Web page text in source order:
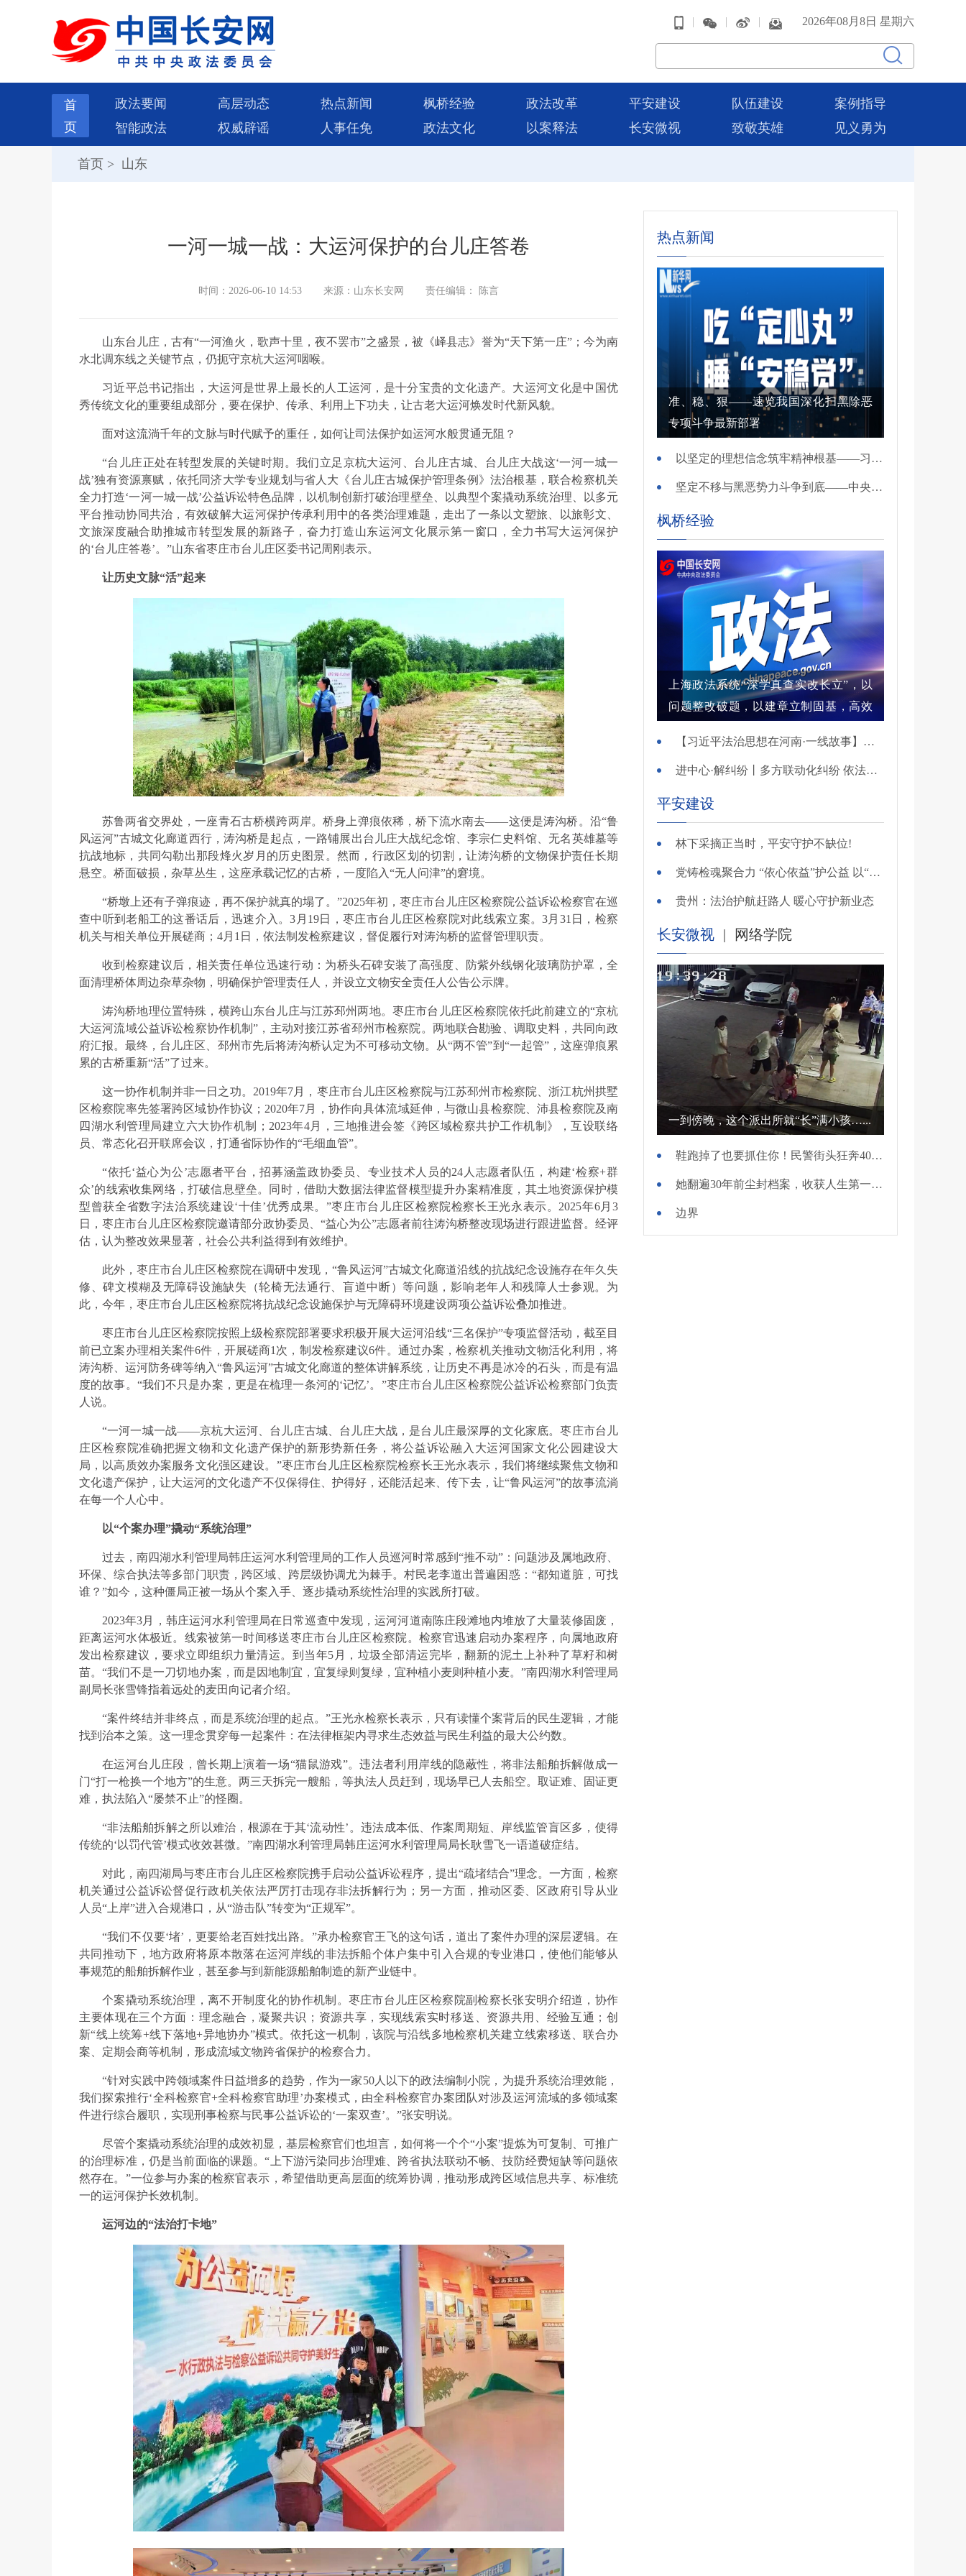
| | | 2026年08月8日 星期六
首
页
政法要闻 高层动态 热点新闻 枫桥经验 政法改革 平安建设 队伍建设
案例指导
智能政法
权威辟谣 人事任免 政法文化 以案释法 长安微视 致敬英雄 见义勇为
首页 > 山东
一河一城一战：大运河保护的台儿庄答卷
时间：2026-06-10 14:53 来源：山东长安网 责任编辑： 陈言
山东台儿庄，古有“一河渔火，歌声十里，夜不罢市”之盛景，被《峄县志》誉为“天下第一庄”；今为南
水北调东线之关键节点，仍扼守京杭大运河咽喉。
习近平总书记指出，大运河是世界上最长的人工运河，是十分宝贵的文化遗产。大运河文化是中国优
秀传统文化的重要组成部分，要在保护、传承、利用上下功夫，让古老大运河焕发时代新风貌。
面对这流淌千年的文脉与时代赋予的重任，如何让司法保护如运河水般贯通无阻？
“台儿庄正处在转型发展的关键时期。我们立足京杭大运河、台儿庄古城、台儿庄大战这‘一河一城一
战’独有资源禀赋，依托同济大学专业规划与省人大《台儿庄古城保护管理条例》法治根基，联合检察机关
全力打造‘一河一城一战’公益诉讼特色品牌，以机制创新打破治理壁垒、以典型个案撬动系统治理、以多元
平台推动协同共治，有效破解大运河保护传承利用中的各类治理难题，走出了一条以文塑旅、以旅彰文、
文旅深度融合助推城市转型发展的新路子，奋力打造山东运河文化展示第一窗口，全力书写大运河保护
的‘台儿庄答卷’。”山东省枣庄市台儿庄区委书记周刚表示。
让历史文脉“活”起来
苏鲁两省交界处，一座青石古桥横跨两岸。桥身上弹痕依稀，桥下流水南去——这便是涛沟桥。沿“鲁
风运河”古城文化廊道西行，涛沟桥是起点，一路铺展出台儿庄大战纪念馆、李宗仁史料馆、无名英雄墓等
抗战地标，共同勾勒出那段烽火岁月的历史图景。然而，行政区划的切割，让涛沟桥的文物保护责任长期
悬空。桥面破损，杂草丛生，这座承载记忆的古桥，一度陷入“无人问津”的窘境。
“桥墩上还有子弹痕迹，再不保护就真的塌了。”2025年初，枣庄市台儿庄区检察院公益诉讼检察官在巡
查中听到老船工的这番话后，迅速介入。3月19日，枣庄市台儿庄区检察院对此线索立案。3月31日，检察
机关与相关单位开展磋商；4月1日，依法制发检察建议，督促履行对涛沟桥的监督管理职责。
收到检察建议后，相关责任单位迅速行动：为桥头石碑安装了高强度、防紫外线钢化玻璃防护罩，全
面清理桥体周边杂草杂物，明确保护管理责任人，并设立文物安全责任人公告公示牌。
涛沟桥地理位置特殊，横跨山东台儿庄与江苏邳州两地。枣庄市台儿庄区检察院依托此前建立的“京杭
大运河流域公益诉讼检察协作机制”，主动对接江苏省邳州市检察院。两地联合勘验、调取史料，共同向政
府汇报。最终，台儿庄区、邳州市先后将涛沟桥认定为不可移动文物。从“两不管”到“一起管”，这座弹痕累
累的古桥重新“活”了过来。
这一协作机制并非一日之功。2019年7月，枣庄市台儿庄区检察院与江苏邳州市检察院、浙江杭州拱墅
区检察院率先签署跨区域协作协议；2020年7月，协作向具体流域延伸，与微山县检察院、沛县检察院及南
四湖水利管理局建立六大协作机制；2023年4月，三地推进会签《跨区域检察共护工作机制》，互设联络
员、常态化召开联席会议，打通省际协作的“毛细血管”。
“依托‘益心为公’志愿者平台，招募涵盖政协委员、专业技术人员的24人志愿者队伍，构建‘检察+群
众’的线索收集网络，打破信息壁垒。同时，借助大数据法律监督模型提升办案精准度，其土地资源保护模
型曾获全省数字法治系统建设‘十佳’优秀成果。”枣庄市台儿庄区检察院检察长王光永表示。2025年6月3
日，枣庄市台儿庄区检察院邀请部分政协委员、“益心为公”志愿者前往涛沟桥整改现场进行跟进监督。经评
估，认为整改效果显著，社会公共利益得到有效维护。
此外，枣庄市台儿庄区检察院在调研中发现，“鲁风运河”古城文化廊道沿线的抗战纪念设施存在年久失
修、碑文模糊及无障碍设施缺失（轮椅无法通行、盲道中断）等问题，影响老年人和残障人士参观。为
此，今年，枣庄市台儿庄区检察院将抗战纪念设施保护与无障碍环境建设两项公益诉讼叠加推进。
枣庄市台儿庄区检察院按照上级检察院部署要求积极开展大运河沿线“三名保护”专项监督活动，截至目
前已立案办理相关案件6件，开展磋商1次，制发检察建议6件。通过办案，检察机关推动文物活化利用，将
涛沟桥、运河防务碑等纳入“鲁风运河”古城文化廊道的整体讲解系统，让历史不再是冰冷的石头，而是有温
度的故事。“我们不只是办案，更是在梳理一条河的‘记忆’。”枣庄市台儿庄区检察院公益诉讼检察部门负责
人说。
“一河一城一战——京杭大运河、台儿庄古城、台儿庄大战，是台儿庄最深厚的文化家底。枣庄市台儿
庄区检察院准确把握文物和文化遗产保护的新形势新任务，将公益诉讼融入大运河国家文化公园建设大
局，以高质效办案服务文化强区建设。”枣庄市台儿庄区检察院检察长王光永表示，我们将继续聚焦文物和
文化遗产保护，让大运河的文化遗产不仅保得住、护得好，还能活起来、传下去，让“鲁风运河”的故事流淌
在每一个人心中。
以“个案办理”撬动“系统治理”
过去，南四湖水利管理局韩庄运河水利管理局的工作人员巡河时常感到“推不动”：问题涉及属地政府、
环保、综合执法等多部门职责，跨区域、跨层级协调尤为棘手。村民老李道出普遍困惑：“都知道脏，可找
谁？”如今，这种僵局正被一场从个案入手、逐步撬动系统性治理的实践所打破。
2023年3月，韩庄运河水利管理局在日常巡查中发现，运河河道南陈庄段滩地内堆放了大量装修固废，
距离运河水体极近。线索被第一时间移送枣庄市台儿庄区检察院。检察官迅速启动办案程序，向属地政府
发出检察建议，要求立即组织力量清运。到当年5月，垃圾全部清运完毕，翻新的泥土上补种了草籽和树
苗。“我们不是一刀切地办案，而是因地制宜，宜复绿则复绿，宜种植小麦则种植小麦。”南四湖水利管理局
副局长张雪锋指着远处的麦田向记者介绍。
“案件终结并非终点，而是系统治理的起点。”王光永检察长表示，只有读懂个案背后的民生逻辑，才能
找到治本之策。这一理念贯穿每一起案件：在法律框架内寻求生态效益与民生利益的最大公约数。
在运河台儿庄段，曾长期上演着一场“猫鼠游戏”。违法者利用岸线的隐蔽性，将非法船舶拆解做成一
门“打一枪换一个地方”的生意。两三天拆完一艘船，等执法人员赶到，现场早已人去船空。取证难、固证更
难，执法陷入“屡禁不止”的怪圈。
“非法船舶拆解之所以难治，根源在于其‘流动性’。违法成本低、作案周期短、岸线监管盲区多，使得
传统的‘以罚代管’模式收效甚微。”南四湖水利管理局韩庄运河水利管理局局长耿雪飞一语道破症结。
对此，南四湖局与枣庄市台儿庄区检察院携手启动公益诉讼程序，提出“疏堵结合”理念。一方面，检察
机关通过公益诉讼督促行政机关依法严厉打击现存非法拆解行为；另一方面，推动区委、区政府引导从业
人员“上岸”进入合规港口，从“游击队”转变为“正规军”。
“我们不仅要‘堵’，更要给老百姓找出路。”承办检察官王飞的这句话，道出了案件办理的深层逻辑。在
共同推动下，地方政府将原本散落在运河岸线的非法拆船个体户集中引入合规的专业港口，使他们能够从
事规范的船舶拆解作业，甚至参与到新能源船舶制造的新产业链中。
个案撬动系统治理，离不开制度化的协作机制。枣庄市台儿庄区检察院副检察长张安明介绍道，协作
主要体现在三个方面：理念融合，凝聚共识；资源共享，实现线索实时移送、资源共用、经验互通；创
新“线上统筹+线下落地+异地协办”模式。依托这一机制，该院与沿线多地检察机关建立线索移送、联合办
案、定期会商等机制，形成流域文物跨省保护的检察合力。
“针对实践中跨领域案件日益增多的趋势，作为一家50人以下的政法编制小院，为提升系统治理效能，
我们探索推行‘全科检察官+全科检察官助理’办案模式，由全科检察官办案团队对涉及运河流域的多领域案
件进行综合履职，实现刑事检察与民事公益诉讼的‘一案双查’。”张安明说。
尽管个案撬动系统治理的成效初显，基层检察官们也坦言，如何将一个个“小案”提炼为可复制、可推广
的治理标准，仍是当前面临的课题。“上下游污染同步治理难、跨省执法联动不畅、技防经费短缺等问题依
然存在。”一位参与办案的检察官表示，希望借助更高层面的统筹协调，推动形成跨区域信息共享、标准统
一的运河保护长效机制。
运河边的“法治打卡地”
热点新闻
准、稳、狠——速览我国深化扫黑除恶
专项斗争最新部署
以坚定的理想信念筑牢精神根基——习近平党建思想理论品格系列述评之一
坚定不移与黑恶势力斗争到底——中央政法委负责同志就开展深化扫黑除恶专项斗争有关问题答记者问
枫桥经验
上海政法系统“深学真查实改长立”，以
问题整改破题，以建章立制固基，高效
【习近平法治思想在河南·一线故事】河南省新乡市红旗区：高能效治理的“洪门密码”
进中心·解纠纷丨多方联动化纠纷 依法调解护农耕
平安建设
林下采摘正当时，平安守护不缺位!
党铸检魂聚合力 “依心依益”护公益 以“四融”路径引领多元共治
贵州：法治护航赶路人 暖心守护新业态
长安微视 | 网络学院
一到傍晚，这个派出所就“长”满小孩…...
鞋跑掉了也要抓住你！民警街头狂奔400米擒贼
她翻遍30年前尘封档案，收获人生第一面锦旗
边界